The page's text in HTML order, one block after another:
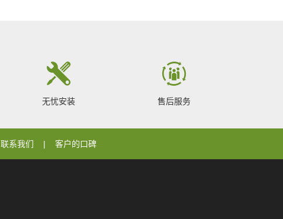
无忧安装 售后服务
联系我们 客户的口碑